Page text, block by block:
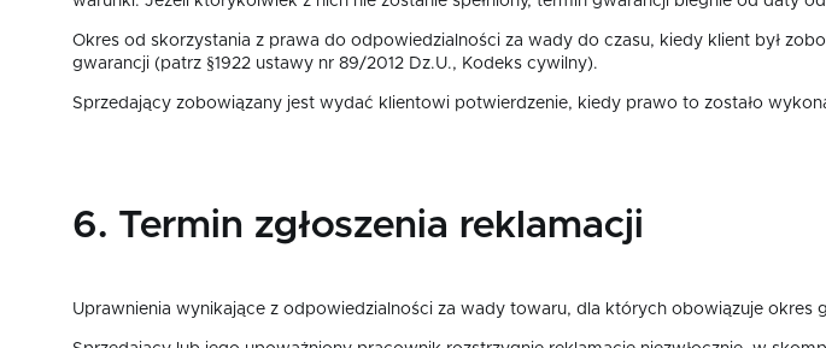
Okres od skorzystania z prawa do odpowiedzialności za wady do czasu, kiedy klient był
gwarancji (patrz §1922 ustawy nr 89/2012 Dz.U., Kodeks cywilny).
Sprzedający zobowiązany jest wydać klientowi potwierdzenie, kiedy prawo to zostało
6. Termin zgłoszenia reklamacji
Uprawnienia wynikające z odpowiedzialności za wady towaru, dla których obowiązuje okres